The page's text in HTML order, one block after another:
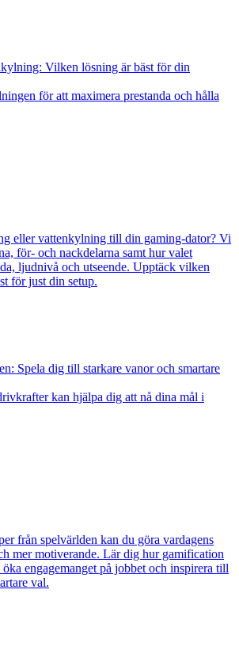
Vilken lösning är bäst för din
för att maximera prestanda och hålla
eller vattenkylning till din gaming‑dator? Vi
för‑ och nackdelarna samt hur valet
ljudnivå och utseende. Upptäck vilken
för just din setup.
Spela dig till starkare vanor och smartare
kan hjälpa dig att nå dina mål i
från spelvärlden kan du göra vardagens
mer motiverande. Lär dig hur gamification
engagemanget på jobbet och inspirera till
val.